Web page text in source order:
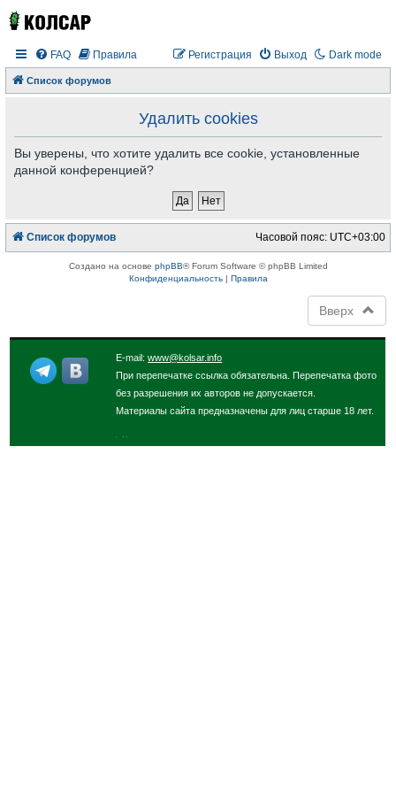
Dark mode
FAQ Правила Выход
Регистрация
Список форумов
Удалить cookies
Вы уверены, что хотите удалить все cookie, установленные
данной конференцией?
Список форумов Часовой пояс: UTC+03:00
Создано на основе phpBB® Forum Software © phpBB Limited
Конфиденциальность| Правила
Вверх
E-mail:www@kolsar.info
При перепечатке ссылка обязательна. Перепечатка фото
без разрешения их авторов не допускается.
Материалы сайта предназначены для лиц старше 18 лет.